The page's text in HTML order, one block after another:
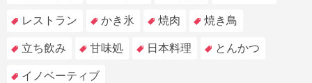
レストラン かき氷 焼肉 焼き鳥
立ち飲み 甘味処 日本料理 とんかつ
イノベーティブ